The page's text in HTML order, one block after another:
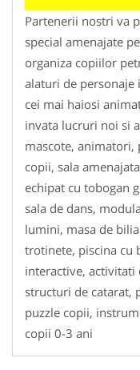
Partenerii nostri va
special amenajate
organiza copiilor
alaturi de personaje
cei mai haiosi
invata lucruri noi si
mascote, animatori,
copii, sala
echipat cu tobogan
sala de dans,
lumini, masa de
trotinete, piscina cu
interactive, activitati
structuri de catarat,
puzzle copii,
copii 0-3 ani